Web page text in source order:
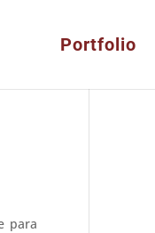
Portfolio
para